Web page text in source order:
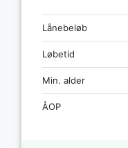
Lånebeløb
Løbetid
Min. alder
ÅOP